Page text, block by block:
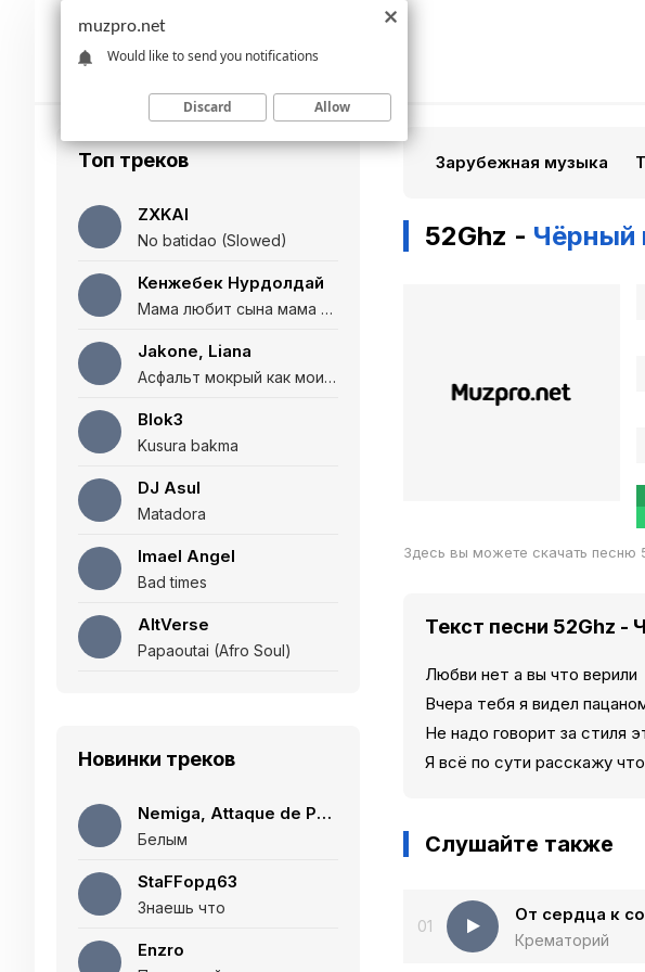
Топ треков
ZXKAI
No batidao (Slowed)
Кенжебек Нурдолдай
Мама любит сына мама любит дочь (Полная версия)
Jakone, Liana
Асфальт мокрый как мои глаза и я нарезаю
Blok3
Kusura bakma
DJ Asul
Matadora
Imael Angel
Bad times
AltVerse
Papaoutai (Afro Soul)
Новинки треков
Nemiga, Attaque de Panique
Белым
StaFFорд63
Знаешь что
Enzro
Зарубежная музыка
52Ghz - Чёрный
Здесь вы можете скачать
Текст песни 52Ghz -
Любви нет а вы что верили
Вчера тебя я видел
Не надо говорит за стиля
Я всё по сути расскажу
Слушайте также
01
От сердца к
Крематорий
muzpro.net
Would like to send you notifications
Discard Allow